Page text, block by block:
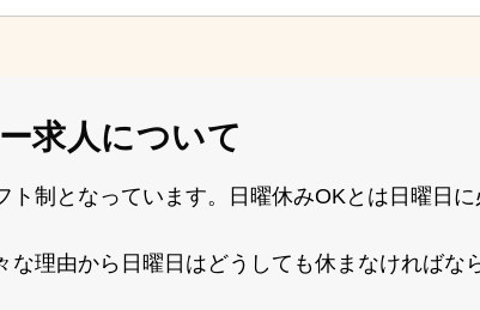
求人について
制となっています。⽇曜休みOKとは⽇曜⽇
理由から⽇曜⽇はどうしても休まなければな